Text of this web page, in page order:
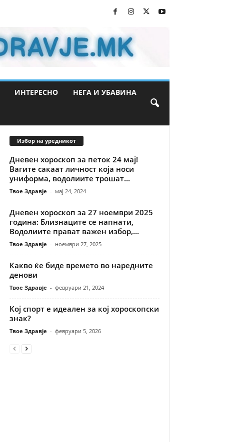
ИНТЕРЕСНО НЕГА И УБАВИНА
Избор на уредникот
Дневен хороскоп за петок 24 мај!
Вагите сакаат личност која носи
униформа, водолиите трошат...
Твое Здравје - мај 24, 2024
Дневен хороскоп за 27 ноември 2025
година: Близнаците се напнати,
Водолиите прават важен избор,...
Твое Здравје - ноември 27, 2025
Какво ќе биде времето во наредните
денови
Твое Здравје - февруари 21, 2024
Кој спорт е идеален за кој хороскопски
знак?
Твое Здравје - февруари 5, 2026